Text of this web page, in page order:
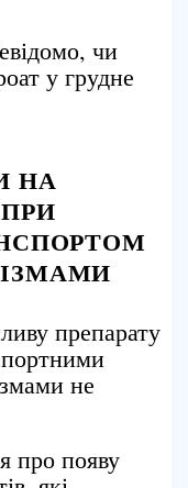
чи
у грудне
НА
препарату
не
про появу